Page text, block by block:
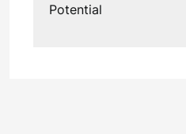
Potential